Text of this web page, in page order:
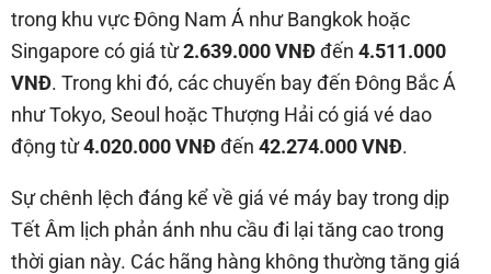
trong khu vực Đông Nam Á như Bangkok hoặc
Singapore có giá từ2.639.000 VNĐđến 4.511.000
VNĐ. Trong khi đó, các chuyến bay đến Đông Bắc Á
như Tokyo, Seoul hoặc Thượng Hải có giá vé dao
động từ4.020.000 VNĐđến 42.274.000 VNĐ.
Sự chênh lệch đáng kể về giá vé máy bay trong dịp
Tết Âm lịch phản ánh nhu cầu đi lại tăng cao trong
thời gian này. Các hãng hàng không thường tăng giá